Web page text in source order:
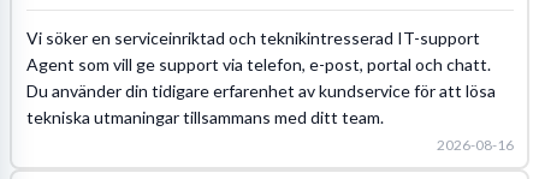
Vi söker en serviceinriktad och teknikintresserad IT-support
Agent som vill ge support via telefon, e-post, portal och chatt.
Du använder din tidigare erfarenhet av kundservice för att lösa
tekniska utmaningar tillsammans med ditt team.
2026-08-16